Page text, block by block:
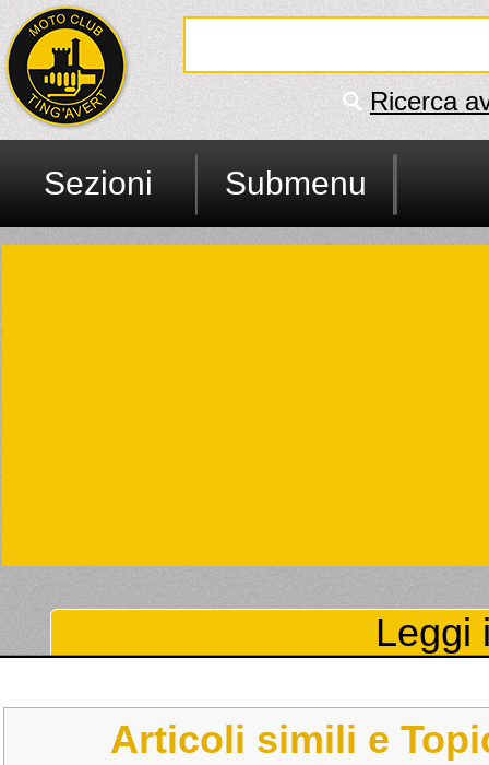
Ricerca
Sezioni Submenu
Leggi
Articoli simili e